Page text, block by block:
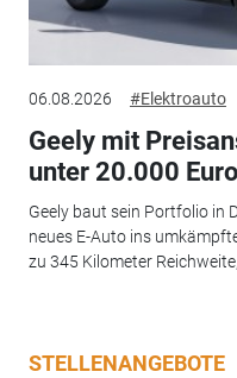
06.08.2026 #Elektroauto
Geely mit
unter 20.000 Euro
Geely baut sein Portfolio in
neues E-Auto ins
zu 345 Kilometer
STELLENANGEBOTE